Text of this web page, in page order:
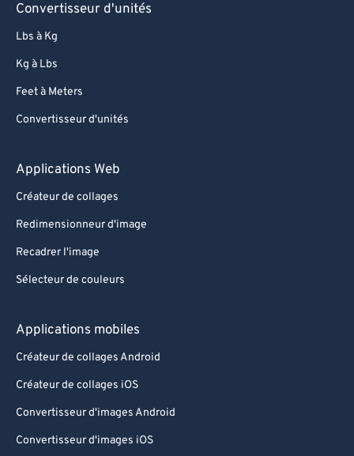
Convertisseur d'unités
Lbs à Kg
Kg à Lbs
Feet à Meters
Convertisseur d'unités
Applications Web
Créateur de collages
Redimensionneur d'image
Recadrer l'image
Sélecteur de couleurs
Applications mobiles
Créateur de collages Android
Créateur de collages iOS
Convertisseur d'images Android
Convertisseur d'images iOS